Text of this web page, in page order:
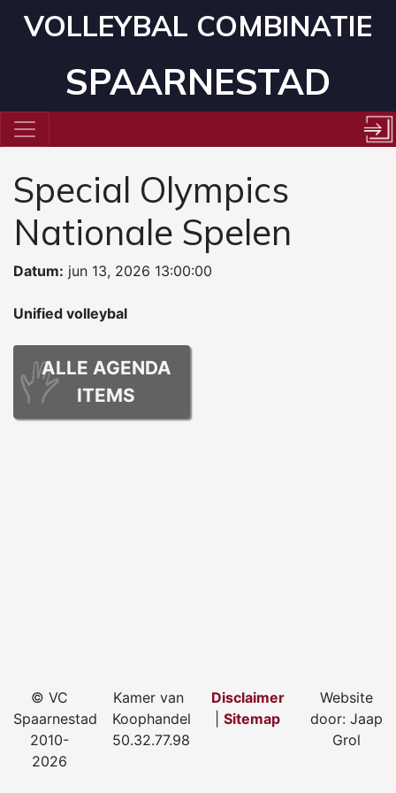
VOLLEYBAL COMBINATIE
SPAARNESTAD
Special Olympics
Nationale Spelen
Datum: jun 13, 2026 13:00:00
Unified volleybal
ALLE AGENDA
ITEMS
© VC
Spaarnestad
2010-
2026
Kamer van
Koophandel
50.32.77.98
Disclaimer
Sitemap
Website
door: Jaap
Grol